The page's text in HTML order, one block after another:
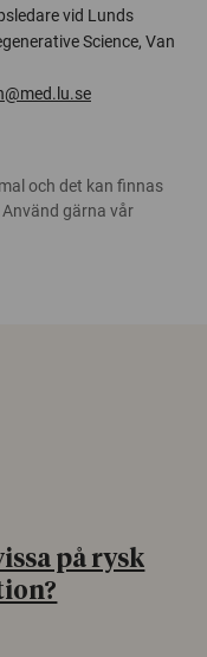
vid Lunds
Science, Van
och det kan finnas
gärna vår
på rysk